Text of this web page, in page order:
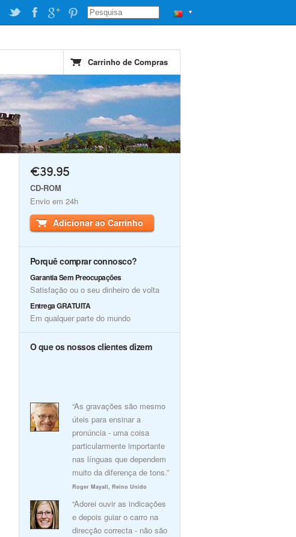
▼
Carrinho de Compras
€39.95
CD-ROM
Envio em 24h
Adicionar ao Carrinho
Porquê comprar connosco?
Garantia Sem Preocupações
Satisfação ou o seu dinheiro de volta
Entrega GRATUITA
Em qualquer parte do mundo
O que os nossos clientes dizem
“As gravações são mesmo
úteis para ensinar a
pronúncia - uma coisa
particularmente importante
nas línguas que dependem
muito da diferença de tons.”
Roger Mayall, Reino Unido
“Adorei ouvir as indicações
e depois guiar o carro na
direcção correcta - não são